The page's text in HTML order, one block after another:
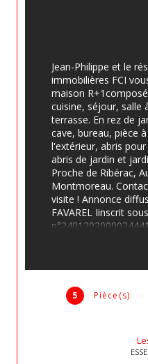
5 Pièce(s)
Jean-Philippe et le
immobilières FCI
maison
cuisine, séjour, salle
terrasse. En rez de
cave, bureau, pièce
l'extérieur, abris
abris de jardin et
Proche de Ribérac,
Montmoreau.
visite ! Annonce
FAVAREL Iinscrit
Les informations sur
est exposé sont